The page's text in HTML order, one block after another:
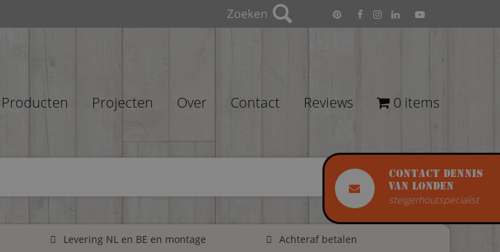
Contact Dennis
van Londen
steigerhoutspecialist
Producten Projecten Over Contact Reviews 0 items
Levering NL en BE en montage Achteraf betalen